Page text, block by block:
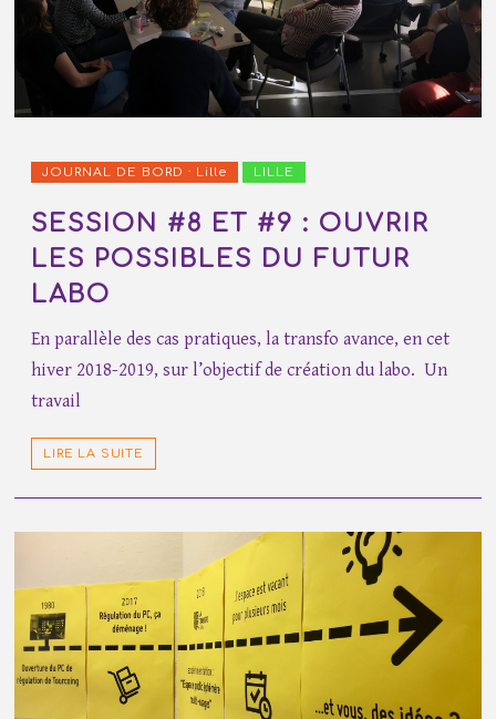
JOURNAL DE BORD · Lille LILLE
SESSION #8 ET #9 : OUVRIR
LES POSSIBLES DU FUTUR
LABO
En parallèle des cas pratiques, la transfo avance, en cet
hiver 2018-2019, sur l’objectif de création du labo. Un
travail
LIRE LA SUITE